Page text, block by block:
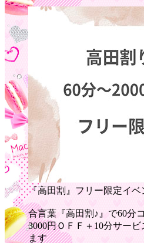
『高田割』フリー限定イベ
合言葉『高田割♪』で60分
3000円ＯＦＦ＋10分サー
ます